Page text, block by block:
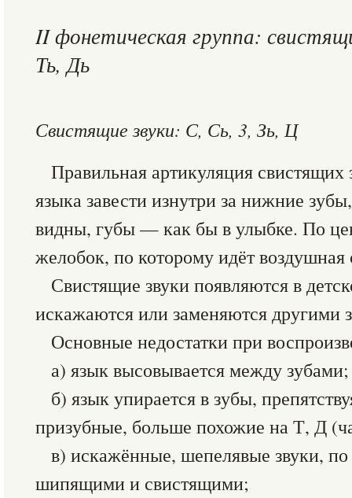
II фонетическая группа:
Ть, Дь
Свистящие звуки: С, Сь, 3, Зь, Ц
Правильная артикуляция свистящих
языка завести изнутри за нижние
видны, губы — как бы в улыбке. По
желобок, по которому идёт воздушная
Свистящие звуки появляются в
искажаются или заменяются другими
Основные недостатки при
а) язык высовывается между зубами;
б) язык упирается в зубы,
призубные, больше похожие на Т, Д
в) искажённые, шепелявые звуки,
шипящими и свистящими;